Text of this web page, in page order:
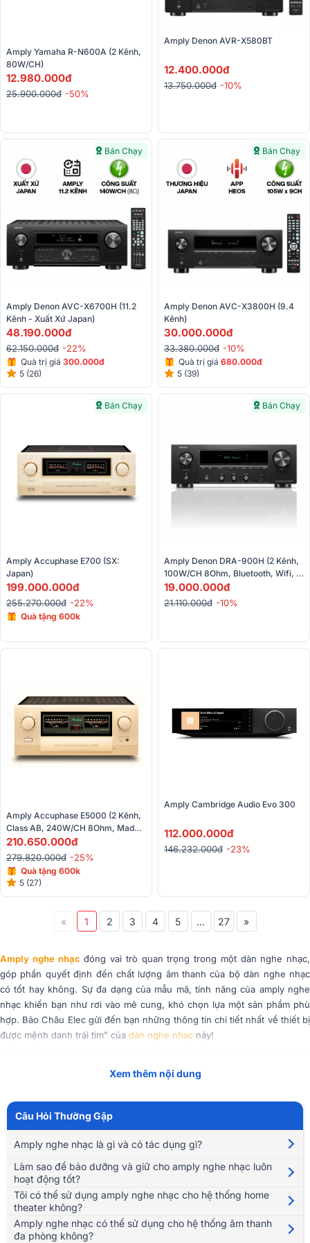
Amply Yamaha R-N600A (2 Kênh,
80W/CH)
12.980.000đ
25.900.000đ -50%
Amply Denon AVR-X580BT
12.400.000đ
13.750.000đ -10%
Bán Chạy
Amply Denon AVC-X6700H (11.2
Kênh - Xuất Xứ Japan)
48.190.000đ
62.150.000đ -22%
Quà trị giá 300.000đ
5 (26)
Bán Chạy
Amply Denon AVC-X3800H (9.4
Kênh)
30.000.000đ
33.380.000đ -10%
Quà trị giá 680.000đ
5 (39)
Bán Chạy
Amply Accuphase E700 (SX:
Japan)
199.000.000đ
255.270.000đ -22%
Quà tặng 600k
Bán Chạy
Amply Denon DRA-900H (2 Kênh,
100W/CH 8Ohm, Bluetooth, Wifi,
Heos, Airplay 2, HDMI, Optical)
19.000.000đ
21.110.000đ -10%
Amply Accuphase E5000 (2 Kênh,
Class AB, 240W/CH 8Ohm, Made
In Japan)
210.650.000đ
279.820.000đ -25%
Quà tặng 600k
5 (27)
Amply Cambridge Audio Evo 300
112.000.000đ
146.232.000đ -23%
« 1 2 3 4 5 ... 27 »
Amply nghe nhạc đóng vai trò quan trọng trong một dàn nghe nhạc,
góp phần quyết định đến chất lượng âm thanh của bộ dàn nghe nhạc
có tốt hay không. Sự đa dạng của mẫu mã, tính năng của amply nghe
nhạc khiến bạn như rơi vào mê cung, khó chọn lựa một sản phẩm phù
hợp. Bảo Châu Elec gửi đến bạn những thông tin chi tiết nhất về thiết bị
được mệnh danh trái tim” của dàn nghe nhạc này!
(Mở rộng)
Đánh giá tổng quan về amply nghe nhạc
Amply nghe nhạc là thiết bị không thể thiếu, không chỉ đóng vai trò
cung cấp công suất mà còn hoàn thiện và tinh chỉnh các tín hiệu, hiệu
Hiệu suất mạnh mẽ, tính năng thông minh và tái tạo âm thanh một cách
chân thực, kết nối linh hoạt là ưu điểm nổi bật của amply. Các sản phẩm
đều sở hữu vẻ ngoài nhỏ gọn, chế tác sang trọng phù hợp nhiều phong
cách nội thất đa dạng.
Xem thêm nội dung
Câu Hỏi Thường Gặp
Amply nghe nhạc là gì và có tác dụng gì?
Làm sao để bảo dưỡng và giữ cho amply nghe nhạc luôn
hoạt động tốt?
Tôi có thể sử dụng amply nghe nhạc cho hệ thống home
theater không?
Amply nghe nhạc có thể sử dụng cho hệ thống âm thanh
đa phòng không?